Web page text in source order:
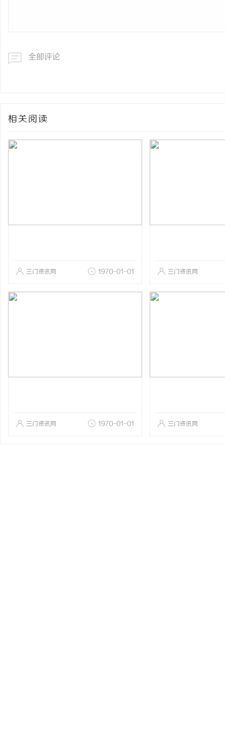
全部评论
相关阅读
三门资讯网 1970-01-01 三门资讯网
三门资讯网 1970-01-01 三门资讯网